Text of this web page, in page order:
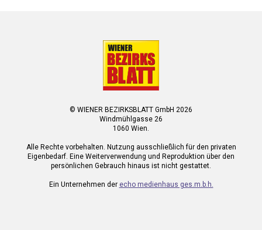
© WIENER BEZIRKSBLATT GmbH 2026
Windmühlgasse 26
1060 Wien.
Alle Rechte vorbehalten. Nutzung ausschließlich für den privaten
Eigenbedarf. Eine Weiterverwendung und Reproduktion über den
persönlichen Gebrauch hinaus ist nicht gestattet.
Ein Unternehmen der echo medienhaus ges.m.b.h.